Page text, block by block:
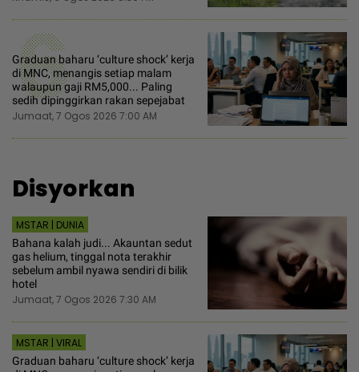
6
Graduan baharu ‘culture shock’ kerja
di MNC, menangis setiap malam
walaupun gaji RM5,000... Paling
sedih dipinggirkan rakan sepejabat
Jumaat, 7 Ogos 2026 7:00 AM
Disyorkan
MSTAR | DUNIA
Bahana kalah judi... Akauntan sedut
gas helium, tinggal nota terakhir
sebelum ambil nyawa sendiri di bilik
hotel
Jumaat, 7 Ogos 2026 7:30 AM
MSTAR | VIRAL
Graduan baharu ‘culture shock’ kerja